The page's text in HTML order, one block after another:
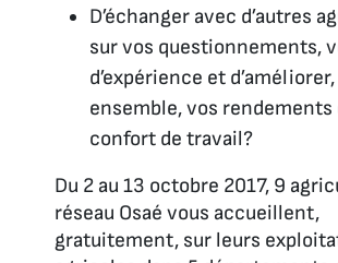
D’échanger avec d’autres
sur vos questionnements,
d’expérience et
ensemble, vos
confort de travail?
Du 2 au 13 octobre 2017, 9
réseau Osaé vous accueillent,
gratuitement, sur leurs